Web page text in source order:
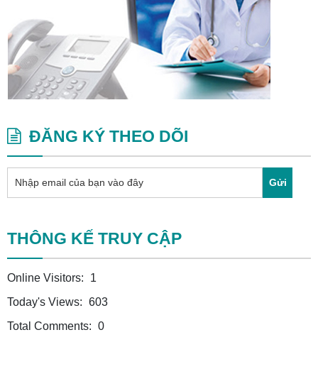
ĐĂNG KÝ THEO DÕI
Gửi
THÔNG KẾ TRUY CẬP
Online Visitors:
1
Today's Views: 603
Total Comments: 0